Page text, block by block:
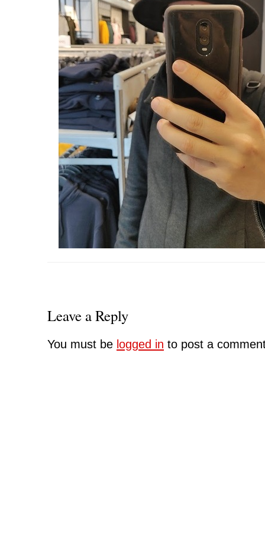
Leave a Reply
You must be logged in to post a